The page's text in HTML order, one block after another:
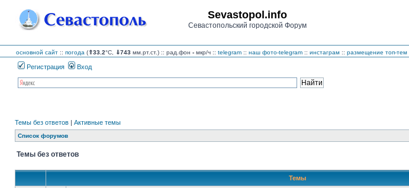
Sevastopol.info
Севастопольский городской Форум
основной сайт :: погода (⇑33.2°C, ⇓743 мм.рт.ст.) :: рад.фон - мкр/ч :: telegram :: наш фото-telegram :: инстаграм :: размещение топ-тем
Регистрация Вход
Темы без ответов | Активные темы
Список форумов
Темы без ответов
Темы